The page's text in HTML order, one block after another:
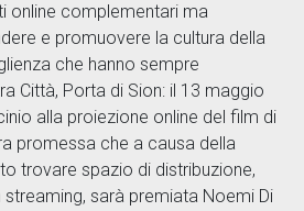
online complementari ma
e promuovere la cultura della
che hanno sempre
Città, Porta di Sion: il 13 maggio
alla proiezione online del film di
promessa che a causa della
trovare spazio di distribuzione,
sarà premiata Noemi Di